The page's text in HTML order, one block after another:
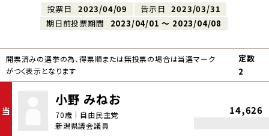
投票日 2023/04/09 告示日
2023/03/31
期日前投票期間
2023/04/01 〜 2023/04/08
開票済みの選挙の為、得票順または無投票の場合は当選マーク
がつく表示となります
定数
2
当
小野 みねお
70歳｜自由民主党
新潟県議会議員
14,626